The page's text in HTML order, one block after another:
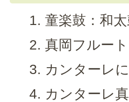
童楽鼓：和
真岡フルー
カンターレ
カンターレ